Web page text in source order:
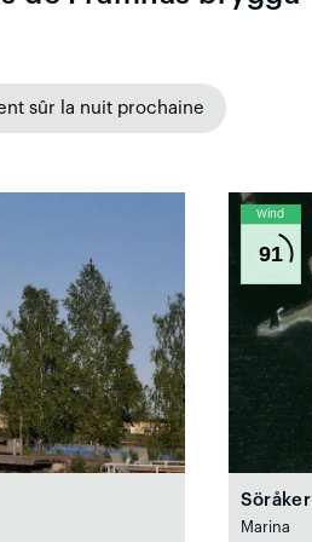
sûr la nuit prochaine
Wind
91
Söråker
Marina